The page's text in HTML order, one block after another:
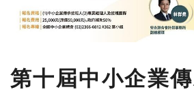
第十屆中小企業